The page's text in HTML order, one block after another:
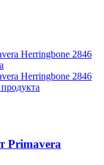
Primavera